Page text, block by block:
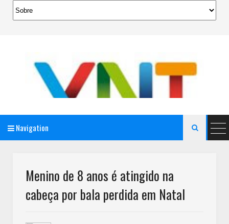
Navigation 
Menino de 8 anos é atingido na
cabeça por bala perdida em Natal